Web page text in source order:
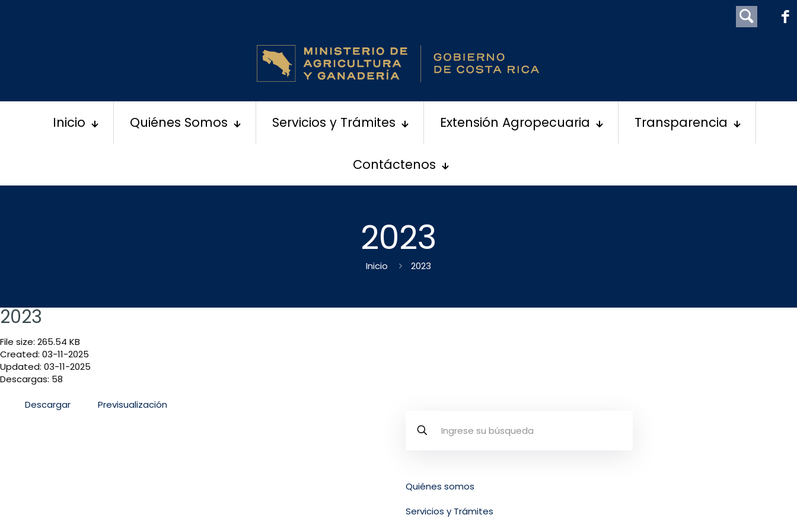
Inicio Quiénes Somos Servicios y Trámites Extensión Agropecuaria Transparencia
Contáctenos
2023
Inicio 2023
2023
File size: 265.54 KB
Created: 03-11-2025
Updated: 03-11-2025
Descargas: 58
Descargar Previsualización
Quiénes somos
Servicios y Trámites